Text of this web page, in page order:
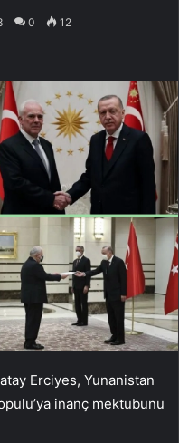
0 12
Erciyes, Yunanistan
inanç mektubunu